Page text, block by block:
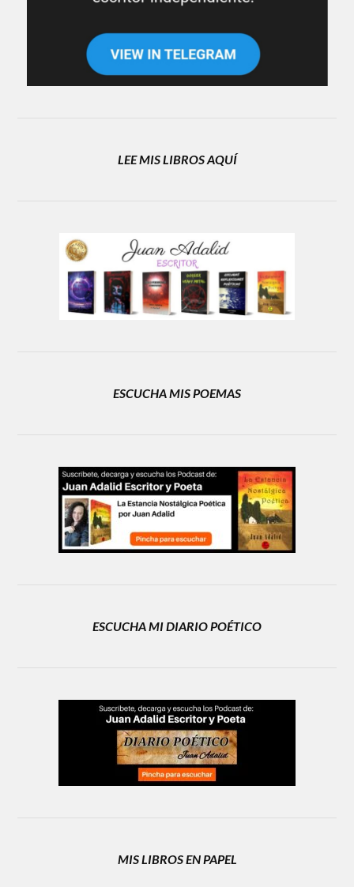
LEE MIS LIBROS AQUÍ
ESCUCHA MIS POEMAS
ESCUCHA MI DIARIO POÉTICO
MIS LIBROS EN PAPEL